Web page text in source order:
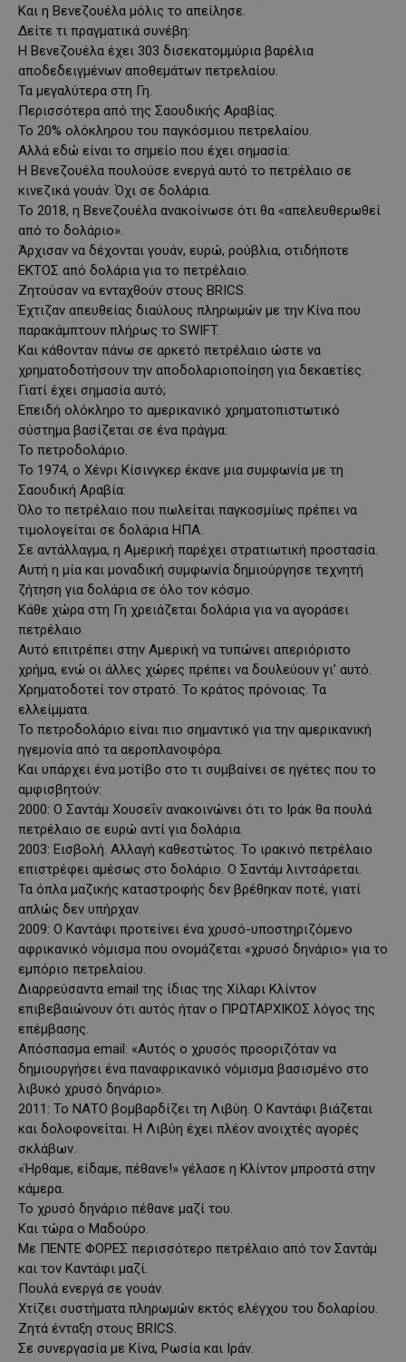
Και η Βενεζουέλα μόλις το απείλησε.
Δείτε τι πραγματικά συνέβη:
Η Βενεζουέλα έχει 303 δισεκατομμύρια βαρέλια
αποδεδειγμένων αποθεμάτων πετρελαίου.
Τα μεγαλύτερα στη Γη.
Περισσότερα από της Σαουδικής Αραβίας.
Το 20% ολόκληρου του παγκόσμιου πετρελαίου.
Αλλά εδώ είναι το σημείο που έχει σημασία:
Η Βενεζουέλα πουλούσε ενεργά αυτό το πετρέλαιο σε
κινεζικά γουάν. Όχι σε δολάρια.
Το 2018, η Βενεζουέλα ανακοίνωσε ότι θα «απελευθερωθεί
από το δολάριο».
Άρχισαν να δέχονται γουάν, ευρώ, ρούβλια, οτιδήποτε
ΕΚΤΟΣ από δολάρια για το πετρέλαιο.
Ζητούσαν να ενταχθούν στους BRICS.
Έχτιζαν απευθείας διαύλους πληρωμών με την Κίνα που
παρακάμπτουν πλήρως το SWIFT.
Και κάθονταν πάνω σε αρκετό πετρέλαιο ώστε να
χρηματοδοτήσουν την αποδολαριοποίηση για δεκαετίες.
Γιατί έχει σημασία αυτό;
Επειδή ολόκληρο το αμερικανικό χρηματοπιστωτικό
σύστημα βασίζεται σε ένα πράγμα:
Το πετροδολάριο.
Το 1974, ο Χένρι Κίσινγκερ έκανε μια συμφωνία με τη
Σαουδική Αραβία:
Όλο το πετρέλαιο που πωλείται παγκοσμίως πρέπει να
τιμολογείται σε δολάρια ΗΠΑ.
Σε αντάλλαγμα, η Αμερική παρέχει στρατιωτική προστασία.
Αυτή η μία και μοναδική συμφωνία δημιούργησε τεχνητή
ζήτηση για δολάρια σε όλο τον κόσμο.
Κάθε χώρα στη Γη χρειάζεται δολάρια για να αγοράσει
πετρέλαιο.
Αυτό επιτρέπει στην Αμερική να τυπώνει απεριόριστο
χρήμα, ενώ οι άλλες χώρες πρέπει να δουλεύουν γι’ αυτό.
Χρηματοδοτεί τον στρατό. Το κράτος πρόνοιας. Τα
ελλείμματα.
Το πετροδολάριο είναι πιο σημαντικό για την αμερικανική
ηγεμονία από τα αεροπλανοφόρα.
Και υπάρχει ένα μοτίβο στο τι συμβαίνει σε ηγέτες που το
αμφισβητούν:
2000: Ο Σαντάμ Χουσεΐν ανακοινώνει ότι το Ιράκ θα πουλά
πετρέλαιο σε ευρώ αντί για δολάρια.
2003: Εισβολή. Αλλαγή καθεστώτος. Το ιρακινό πετρέλαιο
επιστρέφει αμέσως στο δολάριο. Ο Σαντάμ λιντσάρεται.
Τα όπλα μαζικής καταστροφής δεν βρέθηκαν ποτέ, γιατί
απλώς δεν υπήρχαν.
2009: Ο Καντάφι προτείνει ένα χρυσό-υποστηριζόμενο
αφρικανικό νόμισμα που ονομάζεται «χρυσό δηνάριο» για το
εμπόριο πετρελαίου.
Διαρρεύσαντα email της ίδιας της Χίλαρι Κλίντον
επιβεβαιώνουν ότι αυτός ήταν ο ΠΡΩΤΑΡΧΙΚΟΣ λόγος της
επέμβασης.
Απόσπασμα email: «Αυτός ο χρυσός προοριζόταν να
δημιουργήσει ένα παναφρικανικό νόμισμα βασισμένο στο
λιβυκό χρυσό δηνάριο».
2011: Το ΝΑΤΟ βομβαρδίζει τη Λιβύη. Ο Καντάφι βιάζεται
και δολοφονείται. Η Λιβύη έχει πλέον ανοιχτές αγορές
σκλάβων.
«Ήρθαμε, είδαμε, πέθανε!» γέλασε η Κλίντον μπροστά στην
κάμερα.
Το χρυσό δηνάριο πέθανε μαζί του.
Και τώρα ο Μαδούρο.
Με ΠΕΝΤΕ ΦΟΡΕΣ περισσότερο πετρέλαιο από τον Σαντάμ
και τον Καντάφι μαζί.
Πουλά ενεργά σε γουάν.
Χτίζει συστήματα πληρωμών εκτός ελέγχου του δολαρίου.
Ζητά ένταξη στους BRICS.
Σε συνεργασία με Κίνα, Ρωσία και Ιράν.